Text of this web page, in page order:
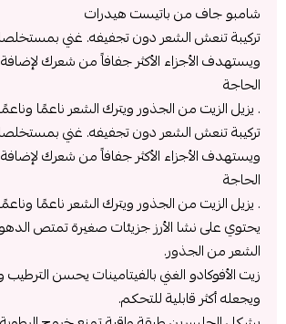
شامبو جاف من باتيست هيدرات
تركيبة تنعش الشعر دون تجفيفه. غني
ويستهدف الأجزاء الأكثر جفافاً من شعرك
الحاجة
. يزيل الزيت من الجذور ويترك الشعر ناعمًا
تركيبة تنعش الشعر دون تجفيفه. غني
ويستهدف الأجزاء الأكثر جفافاً من شعرك
الحاجة
. يزيل الزيت من الجذور ويترك الشعر ناعمًا
يحتوي على نشا الأرز جزيئات صغيرة تمتص
الشعر من الجذور.
زيت الأفوكادو الغني بالفيتامينات يحسن
ويجعله أكثر قابلية للتحكم.